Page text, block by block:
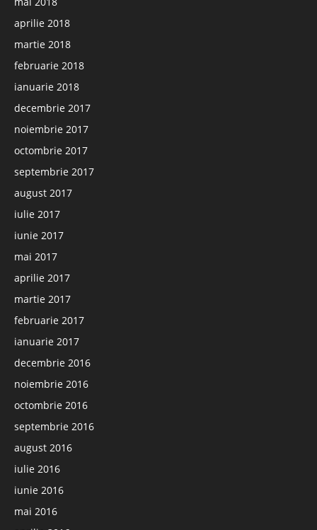
aprilie 2018
martie 2018
februarie 2018
ianuarie 2018
decembrie 2017
noiembrie 2017
octombrie 2017
septembrie 2017
august 2017
iulie 2017
iunie 2017
mai 2017
aprilie 2017
martie 2017
februarie 2017
ianuarie 2017
decembrie 2016
noiembrie 2016
octombrie 2016
septembrie 2016
august 2016
iulie 2016
iunie 2016
mai 2016